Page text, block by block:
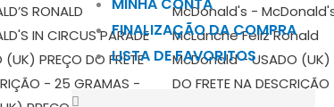
MINHA CONTA
FINALIZAÇÃO DA COMPRA
LISTA DE FAVORITOS